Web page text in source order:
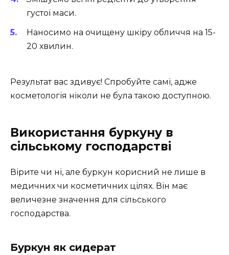
густої маси.
Наносимо на очищену шкіру обличчя на 15-
20 хвилин.
Результат вас здивує! Спробуйте самі, адже
косметологія ніколи не була такою доступною.
Використання буркуну в
сільському господарстві
Вірите чи ні, але буркун корисний не лише в
медичних чи косметичних цілях. Він має
величезне значення для сільського
господарства.
Буркун як сидерат